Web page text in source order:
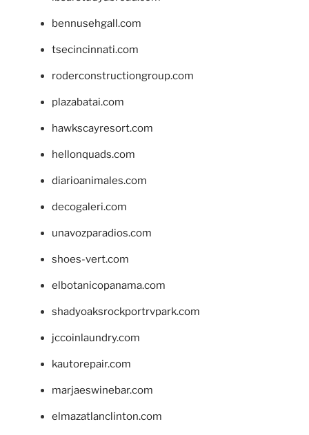
bennusehgall.com
tsecincinnati.com
roderconstructiongroup.com
plazabatai.com
hawkscayresort.com
hellonquads.com
diarioanimales.com
decogaleri.com
unavozparadios.com
shoes-vert.com
elbotanicopanama.com
shadyoaksrockportrvpark.com
jccoinlaundry.com
kautorepair.com
marjaeswinebar.com
elmazatlanclinton.com